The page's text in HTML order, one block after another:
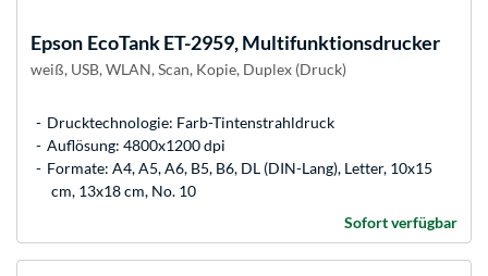
Epson EcoTank ET-2959, Multifunktionsdrucker
weiß, USB, WLAN, Scan, Kopie, Duplex (Druck)
Drucktechnologie: Farb-Tintenstrahldruck
Auflösung: 4800x1200 dpi
Formate: A4, A5, A6, B5, B6, DL (DIN-Lang), Letter, 10x15
cm, 13x18 cm, No. 10
Sofort verfügbar